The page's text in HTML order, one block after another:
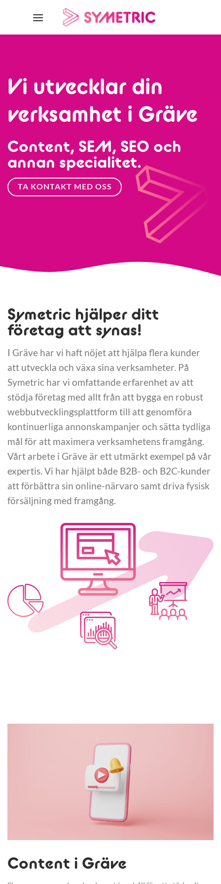
Vi utvecklar din
verksamhet i Gräve
Content, SEM, SEO och
annan specialitet.
TA KONTAKT MED OSS
Symetric hjälper ditt
företag att synas!
I Gräve har vi haft nöjet att hjälpa flera kunder
att utveckla och växa sina verksamheter. På
Symetric har vi omfattande erfarenhet av att
stödja företag med allt från att bygga en robust
webbutvecklingsplattform till att genomföra
kontinuerliga annonskampanjer och sätta tydliga
mål för att maximera verksamhetens framgång.
Vårt arbete i Gräve är ett utmärkt exempel på vår
expertis. Vi har hjälpt både B2B- och B2C-kunder
att förbättra sin online-närvaro samt driva fysisk
försäljning med framgång.
Content i Gräve